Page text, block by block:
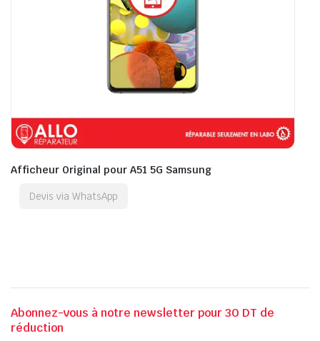
Afficheur Original pour A51 5G Samsung
Devis via WhatsApp
Abonnez-vous à notre newsletter pour 30 DT de
réduction